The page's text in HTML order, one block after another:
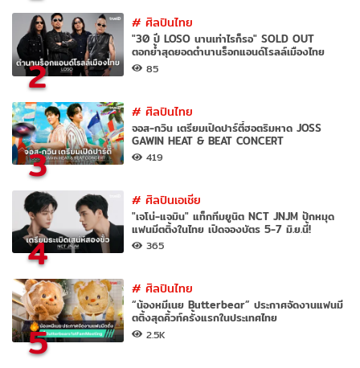
2
#ศิลปินไทย
"30 ปี LOSO นานเท่าไรก็รอ" SOLD OUT
ตอกย้ำสุดยอดตำนานร็อกแอนด์โรลล์เมืองไทย
85
3
#ศิลปินไทย
จอส-กวิน เตรียมเปิดปาร์ตี้ฮอตริมหาด JOSS
GAWIN HEAT & BEAT CONCERT
419
4
#ศิลปินเอเชีย
"เจโน่-แจมิน" แท็กทีมยูนิต NCT JNJM ปักหมุด
แฟนมีตติ้งในไทย เปิดจองบัตร 5-7 มิ.ย.นี้!
365
5
#ศิลปินไทย
“น้องหมีเนย Butterbear” ประกาศจัดงานแฟนมี
ตติ้งสุดคิ้วท์ครั้งแรกในประเทศไทย
2.5K